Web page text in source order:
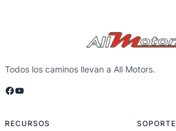
Todos los caminos llevan a All Motors.
Facebook YouTube
RECURSOS SOPORTE